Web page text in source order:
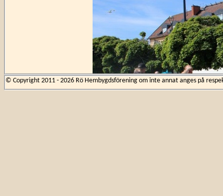
© Copyright 2011 - 2026 Rö Hembygdsförening om inte annat anges på